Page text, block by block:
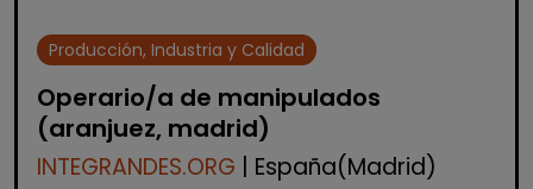
Producción, Industria y Calidad
Operario/a de manipulados
(aranjuez, madrid)
INTEGRANDES.ORG | España(Madrid)